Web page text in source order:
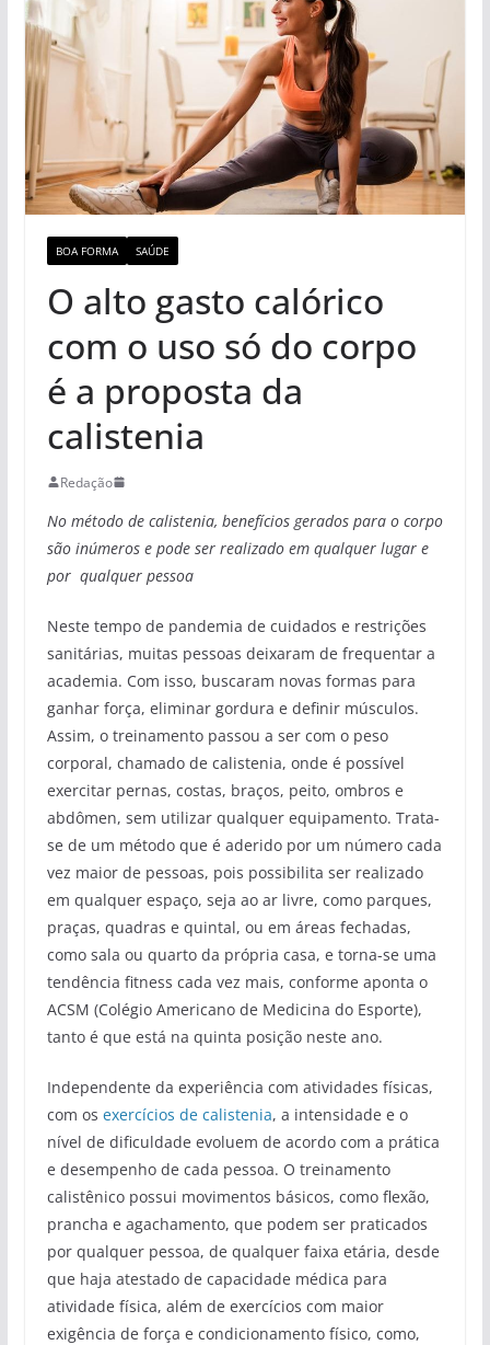
BOA FORMA SAÚDE
O alto gasto calórico
com o uso só do corpo
é a proposta da
calistenia
Redação
No método de calistenia, benefícios gerados para o corpo
são inúmeros e pode ser realizado em qualquer lugar e
por qualquer pessoa
Neste tempo de pandemia de cuidados e restrições
sanitárias, muitas pessoas deixaram de frequentar a
academia. Com isso, buscaram novas formas para
ganhar força, eliminar gordura e definir músculos.
Assim, o treinamento passou a ser com o peso
corporal, chamado de calistenia, onde é possível
exercitar pernas, costas, braços, peito, ombros e
abdômen, sem utilizar qualquer equipamento. Trata-
se de um método que é aderido por um número cada
vez maior de pessoas, pois possibilita ser realizado
em qualquer espaço, seja ao ar livre, como parques,
praças, quadras e quintal, ou em áreas fechadas,
como sala ou quarto da própria casa, e torna-se uma
tendência fitness cada vez mais, conforme aponta o
ACSM (Colégio Americano de Medicina do Esporte),
tanto é que está na quinta posição neste ano.
Independente da experiência com atividades físicas,
com os exercícios de calistenia, a intensidade e o
nível de dificuldade evoluem de acordo com a prática
e desempenho de cada pessoa. O treinamento
calistênico possui movimentos básicos, como flexão,
prancha e agachamento, que podem ser praticados
por qualquer pessoa, de qualquer faixa etária, desde
que haja atestado de capacidade médica para
atividade física, além de exercícios com maior
exigência de força e condicionamento físico, como,